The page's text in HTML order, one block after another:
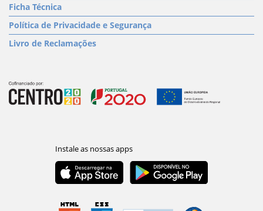
Ficha Técnica
Política de Privacidade e Segurança
Livro de Reclamações